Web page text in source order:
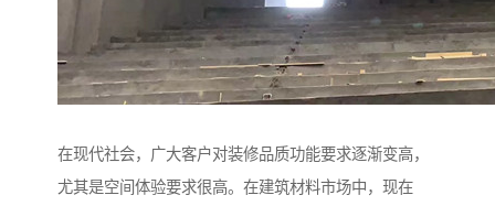
在现代社会，广大客户对装修品质功能要求逐渐变高，
尤其是空间体验要求很高。在建筑材料市场中，现在